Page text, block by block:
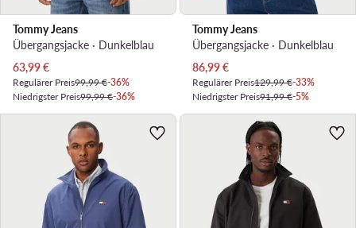
Tommy Jeans
Übergangsjacke · Dunkelblau
Aktueller Preis
63,99€
Regulärer Preis99,99 €-36%
Niedrigster Preis99,99 €-36%
Tommy Jeans
Übergangsjacke · Dunkelblau
Aktueller Preis
86,99€
Regulärer Preis129,99 €-33%
Niedrigster Preis91,99 €-5%